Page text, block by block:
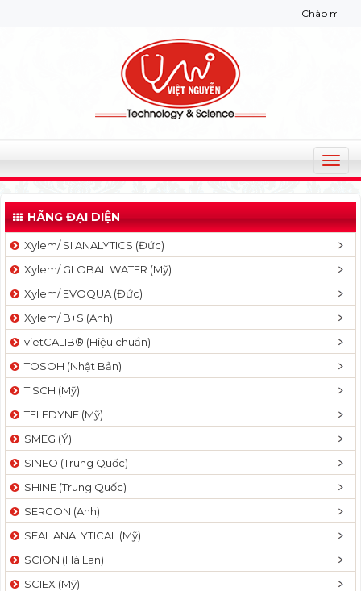
Chào mừng
T
o
g
l
v
a
t
n
HÃNG ĐẠI DIỆN
Xylem/ SI ANALYTICS (Đức)
Xylem/ GLOBAL WATER (Mỹ)
Xylem/ EVOQUA (Đức)
Xylem/ B+S (Anh)
vietCALIB® (Hiệu chuẩn)
TOSOH (Nhật Bản)
TISCH (Mỹ)
TELEDYNE (Mỹ)
SMEG (Ý)
SINEO (Trung Quốc)
SHINE (Trung Quốc)
SERCON (Anh)
SEAL ANALYTICAL (Mỹ)
SCION (Hà Lan)
SCIEX (Mỹ)